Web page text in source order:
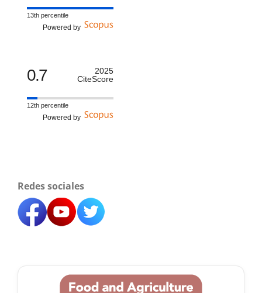
13th percentile
Powered by
0.7
2025
CiteScore
12th percentile
Powered by
Redes sociales